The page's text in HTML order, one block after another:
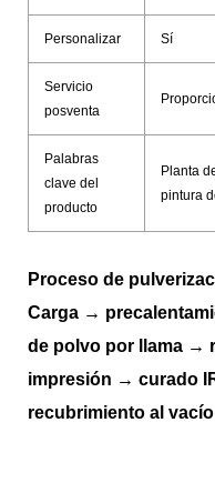
Personalizar Sí
Servicio
posventa
Palabras
clave del
producto
Planta
pintura
Proceso de
Carga →
de polvo por llama →
impresión → curado
recubrimiento al vacío